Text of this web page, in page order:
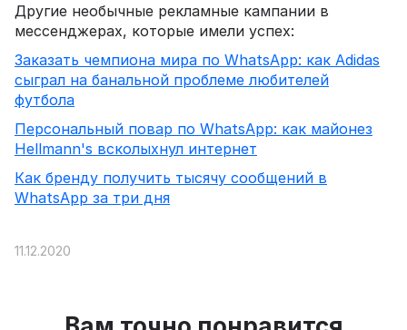
Другие необычные рекламные кампании в
мессенджерах, которые имели успех:
Заказать чемпиона мира по WhatsApp: как Adidas
сыграл на банальной проблеме любителей
футбола
Персональный повар по WhatsApp: как майонез
Hellmann's всколыхнул интернет
Как бренду получить тысячу сообщений в
WhatsApp за три дня
11.12.2020